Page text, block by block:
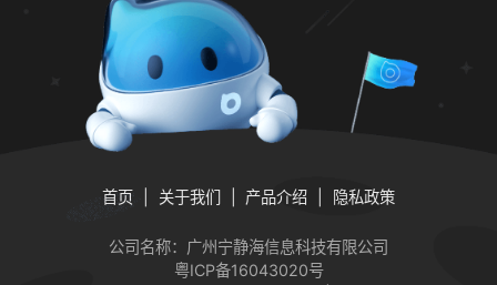
首页 关于我们 产品介绍 隐私政策
公司名称：广州宁静海信息科技有限公司
粤ICP备16043020号